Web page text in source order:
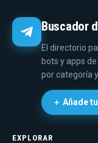
Buscador
El directorio
bots y apps
por categoría y
＋ Añade
EXPLORAR